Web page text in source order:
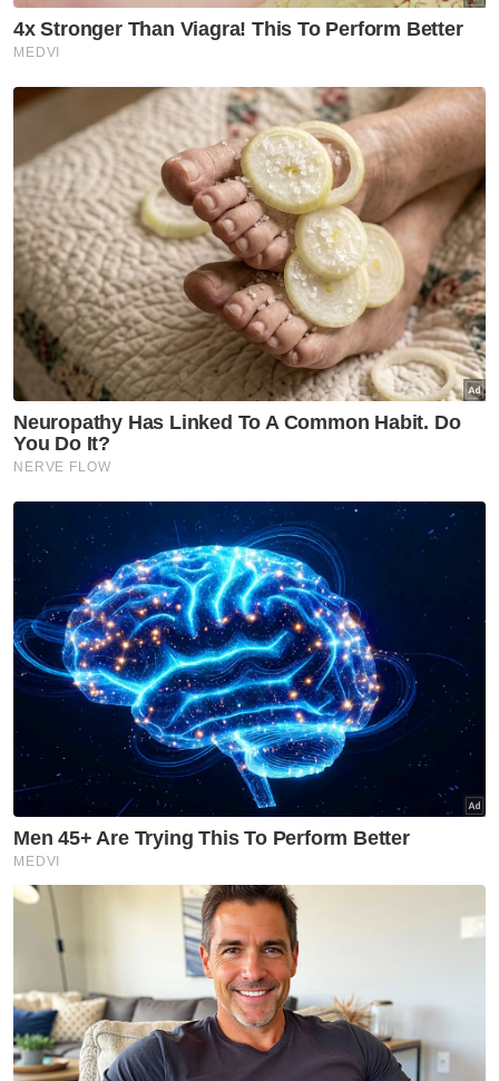
akan mengaktifkan respons kecemasan
serta melaksanakan pelan pengurusan trafik
dalam tempoh terdekat dan tidak terputus
sepenuhnya," katanya kepada pemberita
selepas menyampaikan sumbangan dalam
program Jom Shopping Raya di sini, pada
Ahad.
Berita Telus & Tulus menerusi E-Mel setiap
hari!
Muat turun aplikasi Sinar Harian.Klik di sini!
Terputus Bekalan Makanan
Tanah Runtuh
Guru Terperangkap
Hujan Lebat
Artikel Disyorkan